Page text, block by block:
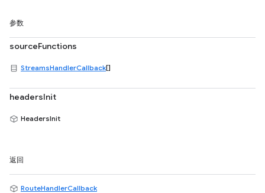
参数
sourceFunctions
StreamsHandlerCallback[]
headersInit
HeadersInit
返回
RouteHandlerCallback